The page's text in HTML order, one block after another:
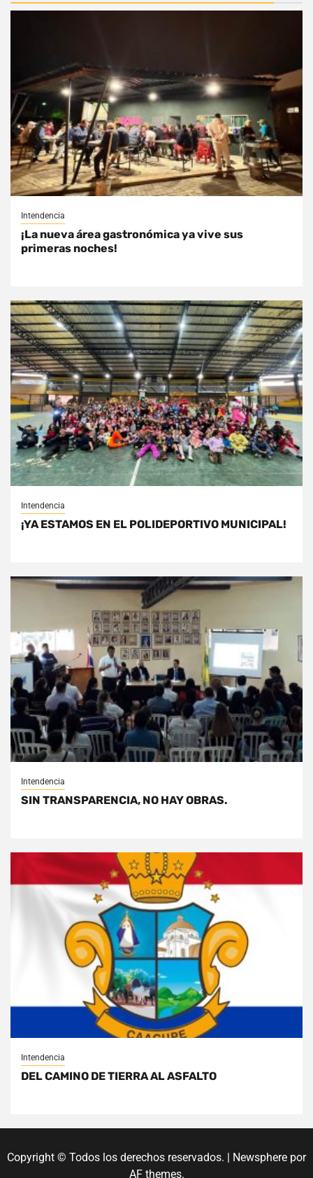
Intendencia
¡La nueva área gastronómica ya vive sus
primeras noches!
Intendencia
¡YA ESTAMOS EN EL POLIDEPORTIVO MUNICIPAL!
Intendencia
SIN TRANSPARENCIA, NO HAY OBRAS.
Intendencia
DEL CAMINO DE TIERRA AL ASFALTO
Copyright © Todos los derechos reservados. | Newsphere por
AF themes.